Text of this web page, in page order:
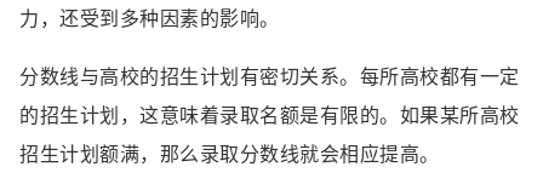
力，还受到多种因素的影响。
分数线与高校的招生计划有密切关系。每所高校都有一定
的招生计划，这意味着录取名额是有限的。如果某所高校
招生计划额满，那么录取分数线就会相应提高。